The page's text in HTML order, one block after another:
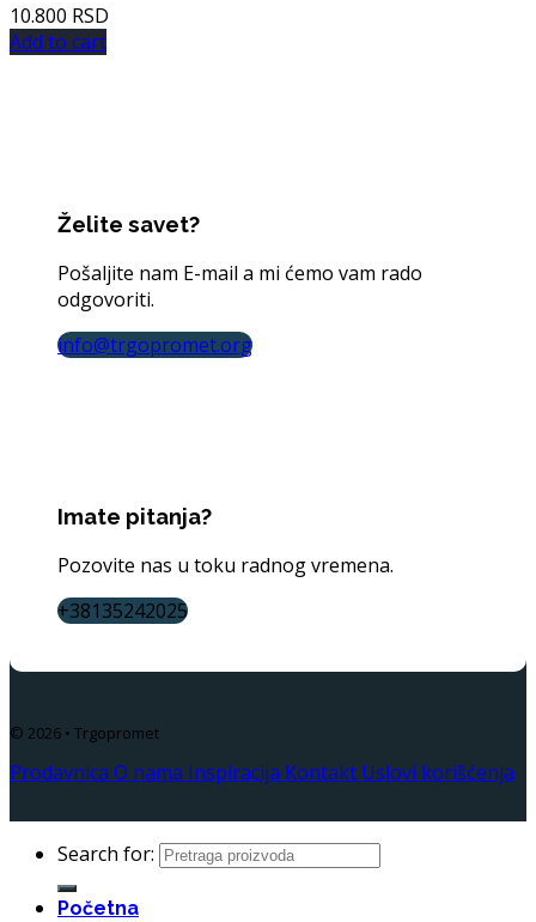
10.800 RSD
Add to cart
Želite savet?
Pošaljite nam E-mail a mi ćemo vam rado
odgovoriti.
info@trgopromet.org
Imate pitanja?
Pozovite nas u toku radnog vremena.
+38135242025
© 2026 • Trgopromet
Prodavnica O nama Inspiracija Kontakt Uslovi korišćenja
Search for:
Početna